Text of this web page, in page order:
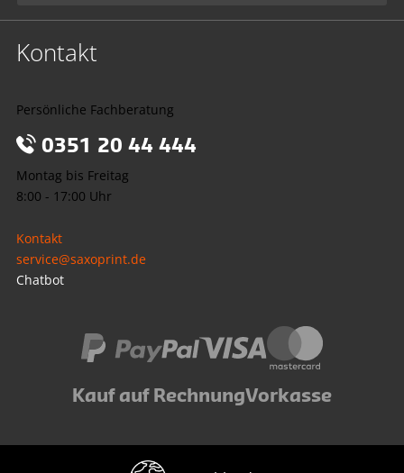
Kontakt
Persönliche Fachberatung
0351 20 44 444
Montag bis Freitag
8:00 - 17:00 Uhr
Kontakt
service@saxoprint.de
Chatbot
Kauf auf RechnungVorkasse